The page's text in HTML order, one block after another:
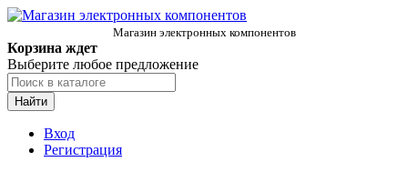
Магазин электронных компонентов
Корзина ждет
Выберите любое предложение
Найти
Вход
Регистрация